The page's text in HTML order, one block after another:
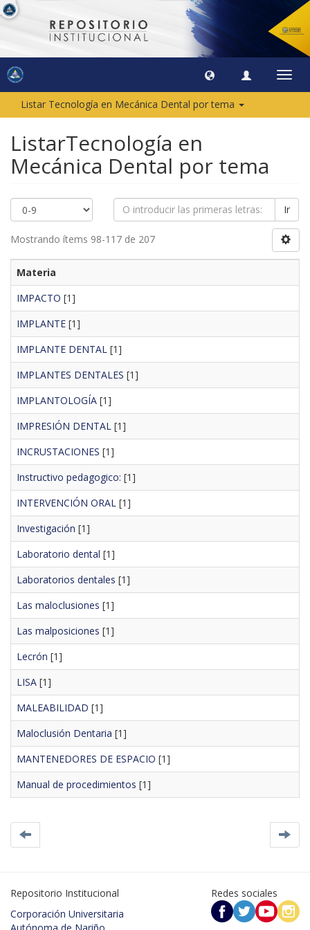
Listar Tecnología en Mecánica Dental por tema
ListarTecnología en
Mecánica Dental por tema
Ir
Mostrando ítems 98-117 de 207
Materia
IMPACTO [1]
IMPLANTE [1]
IMPLANTE DENTAL [1]
IMPLANTES DENTALES [1]
IMPLANTOLOGÍA [1]
IMPRESIÓN DENTAL [1]
INCRUSTACIONES [1]
Instructivo pedagogico: [1]
INTERVENCIÓN ORAL [1]
Investigación [1]
Laboratorio dental [1]
Laboratorios dentales [1]
Las maloclusiones [1]
Las malposiciones [1]
Lecrón [1]
LISA [1]
MALEABILIDAD [1]
Maloclusión Dentaria [1]
MANTENEDORES DE ESPACIO [1]
Manual de procedimientos [1]
Repositorio Institucional
Corporación Universitaria
Redes sociales